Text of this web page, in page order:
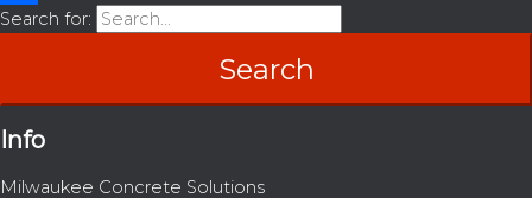
Share
Search for:
Info
Milwaukee Concrete Solutions